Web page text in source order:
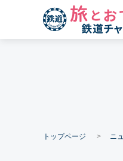
トップページ ニ